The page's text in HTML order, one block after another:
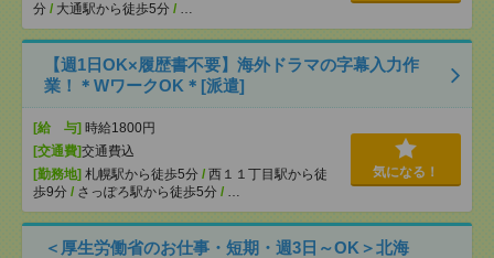
分 / 大通駅から徒歩5分 / …
【週1日OK×履歴書不要】海外ドラマの字幕入力作
業！＊WワークOK＊[派遣]
[給 与] 時給1800円
[交通費]交通費込
[勤務地] 札幌駅から徒歩5分 / 西１１丁目駅から徒
歩9分 / さっぽろ駅から徒歩5分 / …
気になる！
＜厚生労働省のお仕事・短期・週3日～OK＞北海